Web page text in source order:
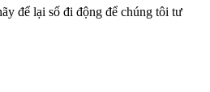
để lại số đi động để chúng tôi tư